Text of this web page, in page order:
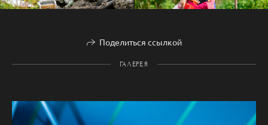
Поделиться ссылкой
ГАЛЕРЕЯ